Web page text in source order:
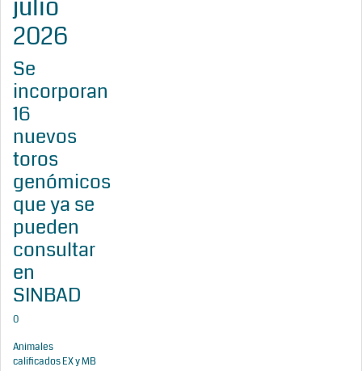
julio
2026
Se
incorporan
16
nuevos
toros
genómicos
que ya se
pueden
consultar
en
SINBAD
0
Animales
calificados EX y MB